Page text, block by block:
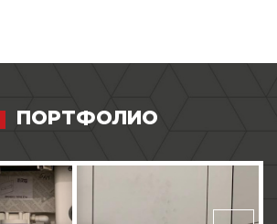
ПОРТФОЛИО